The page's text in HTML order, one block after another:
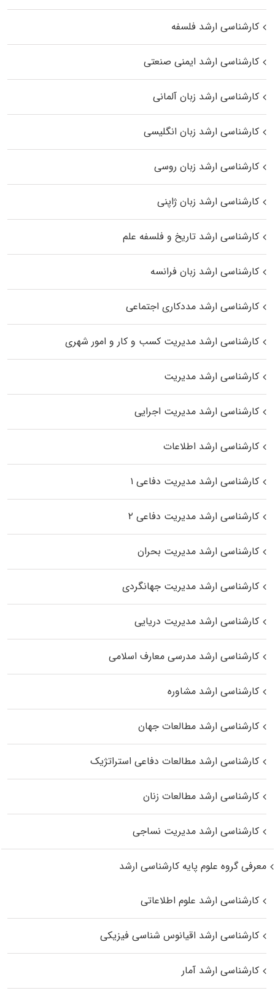
کارشناسی ارشد فلسفه
کارشناسی ارشد ایمنی صنعتی
کارشناسی ارشد زبان آلمانی
کارشناسی ارشد زبان انگلیسی
کارشناسی ارشد زبان روسی
کارشناسی ارشد زبان ژاپنی
کارشناسی ارشد تاریخ و فلسفه علم
کارشناسی ارشد زبان فرانسه
کارشناسی ارشد مددکاری اجتماعی
کارشناسی ارشد مدیریت کسب و کار و امور شهری
کارشناسی ارشد مدیریت
کارشناسی ارشد مدیریت اجرایی
کارشناسی ارشد اطلاعات
کارشناسی ارشد مدیریت دفاعی ۱
کارشناسی ارشد مدیریت دفاعی ۲
کارشناسی ارشد مدیریت بحران
کارشناسی ارشد مدیریت جهانگردی
کارشناسی ارشد مدیریت دریایی
کارشناسی ارشد مدرسی معارف اسلامی
کارشناسی ارشد مشاوره
کارشناسی ارشد مطالعات جهان
کارشناسی ارشد مطالعات دفاعی استراتژیک
کارشناسی ارشد مطالعات زنان
کارشناسی ارشد مدیریت نساجی
معرفی گروه علوم پایه کارشناسی ارشد
کارشناسی ارشد علوم اطلاعاتی
کارشناسی ارشد اقیانوس‌ شناسی فیزیکی
کارشناسی ارشد آمار